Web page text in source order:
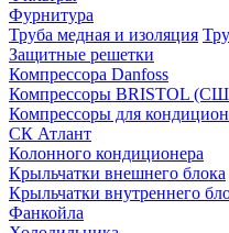
Фурнитура
Труба медная и изоляция
Защитные решетки
Компрессора Danfoss
Компрессоры BRISTOL
Компрессоры для
СК Атлант
Колонного кондиционера
Крыльчатки внешнего блока
Крыльчатки внутреннего
Фанкойла